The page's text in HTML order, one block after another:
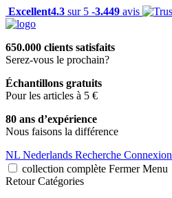
Excellent4.3 sur 5 -3.449 avis
650.000 clients satisfaits
Serez-vous le prochain?
Échantillons gratuits
Pour les articles à 5 €
80 ans d’expérience
Nous faisons la différence
NL Nederlands Recherche Connexion
collection complète Fermer Menu
Retour Catégories